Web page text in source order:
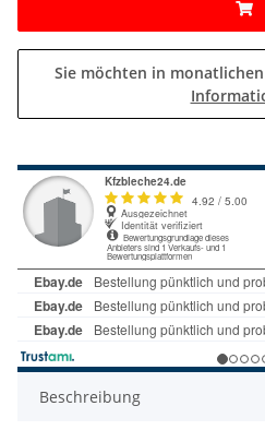
Sie möchten in
Beschreibung